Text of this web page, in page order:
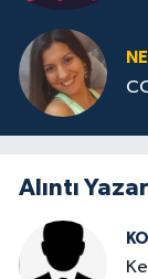
Alıntı